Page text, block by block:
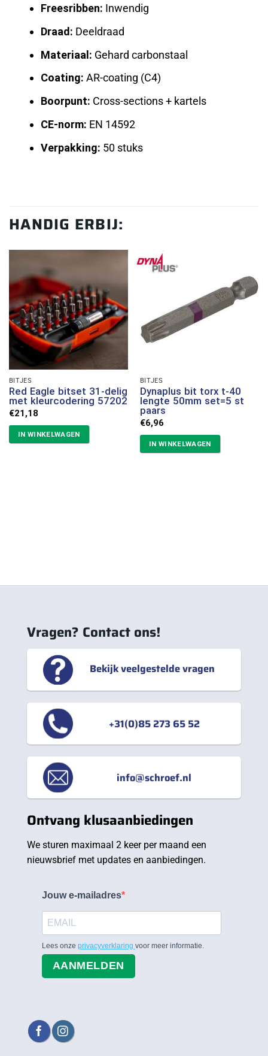
Freesribben: Inwendig
Draad: Deeldraad
Materiaal: Gehard carbonstaal
Coating: AR-coating (C4)
Boorpunt: Cross-sections + kartels
CE-norm: EN 14592
Verpakking: 50 stuks
HANDIG ERBIJ:
BITJES
Red Eagle bitset 31-delig
met kleurcodering 57202
€21,18
IN WINKELWAGEN
BITJES
Dynaplus bit torx t-40
lengte 50mm set=5 st
paars
€6,96
IN WINKELWAGEN
Vragen? Contact ons!
Bekijk veelgestelde vragen
+31(0)85 273 65 52
info@schroef.nl
Ontvang klusaanbiedingen
We sturen maximaal 2 keer per maand een
nieuwsbrief met updates en aanbiedingen.
Jouw e-mailadres
Lees onze privacyverklaring voor meer informatie.
AANMELDEN